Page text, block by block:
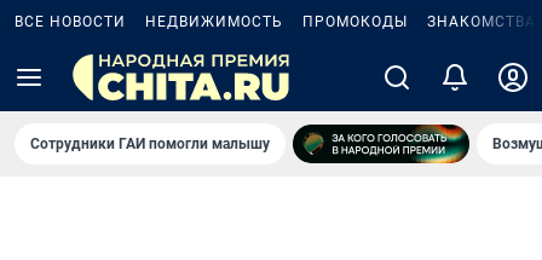
ВСЕ НОВОСТИ НЕДВИЖИМОСТЬ ПРОМОКОДЫ ЗНАКОМСТВА
Сотрудники ГАИ помогли малышу